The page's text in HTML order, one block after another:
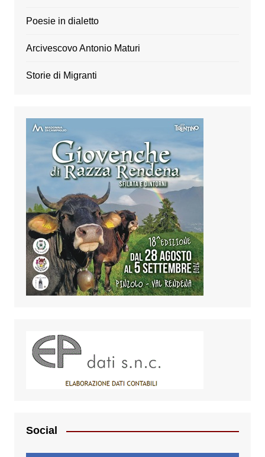
Poesie in dialetto
Arcivescovo Antonio Maturi
Storie di Migranti
Social